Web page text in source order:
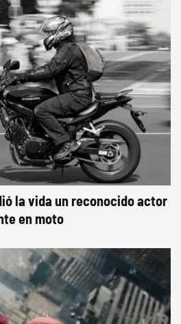
la vida un reconocido actor
en moto